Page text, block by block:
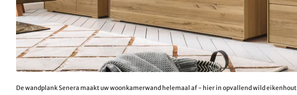
De wandplank Senera maakt uw woonkamerwand helemaal af - hier in opvallend wild eikenhout